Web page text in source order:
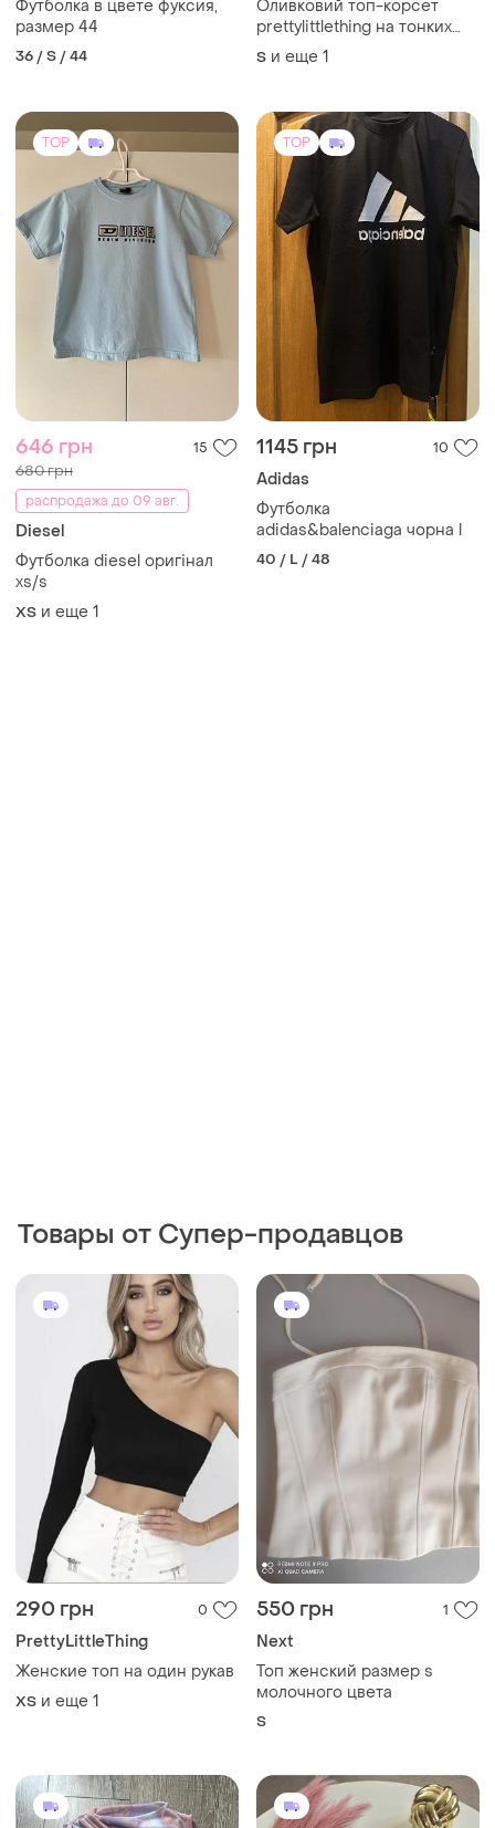
Футболка в цвете фуксия,
размер 44
36 / S / 44
Оливковий топ-корсет
prettylittlething на тонких
бретелях з драпуванням та
трикутним низом
S и еще 1
TOP
646 грн 15
680 грн
распродажа до 09 авг.
Diesel
Футболка diesel оригінал
xs/s
ХS и еще 1
TOP
1145 грн 10
Adidas
Футболка
adidas&balenciaga чорна l
40 / L / 48
Товары от Супер-продавцов
290 грн 0
PrettyLittleThing
Женские топ на один рукав
ХS и еще 1
550 грн 1
Next
Топ женский размер s
молочного цвета
S